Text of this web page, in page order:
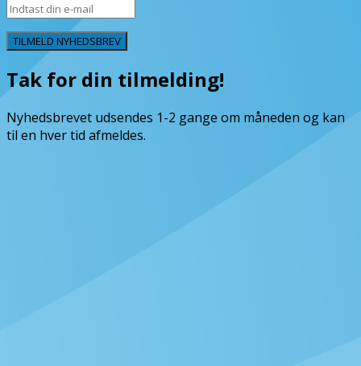
TILMELD NYHEDSBREV
Tak for din tilmelding!
Nyhedsbrevet udsendes 1-2 gange om måneden og kan
til en hver tid afmeldes.